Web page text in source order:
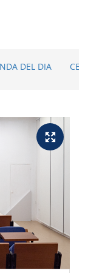
DEL DIA